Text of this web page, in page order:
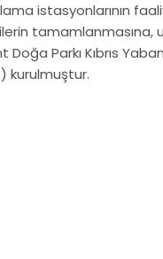
istasyonlarının
tamamlanmasına,
Doğa ParkıKıbrıs
kurulmuştur.